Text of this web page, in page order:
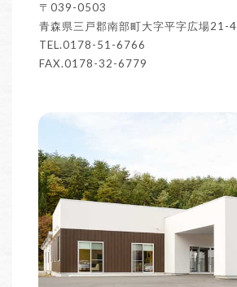
〒039-0503
青森県三戸郡南部町大字平字広場21-4
TEL.0178-51-6766
FAX.0178-32-6779